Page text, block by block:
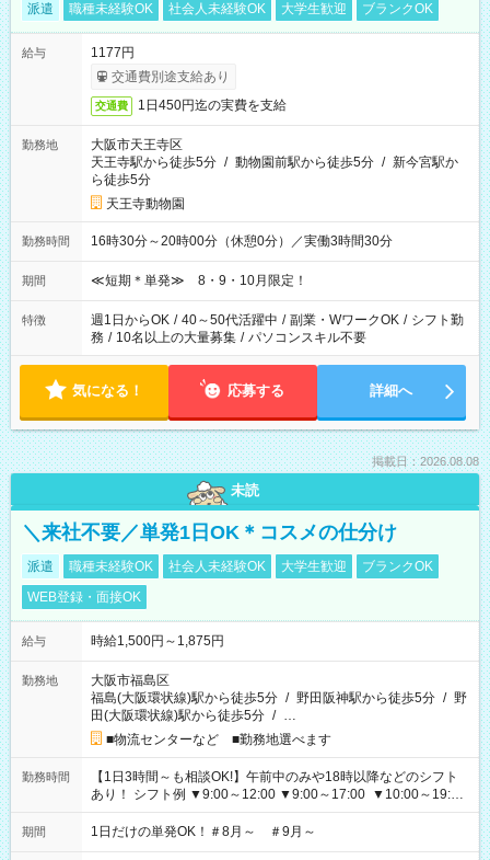
派遣 職種未経験OK 社会人未経験OK 大学生歓迎 ブランクOK
給与
1177円
交通費別途支給あり
交通費 1日450円迄の実費を支給
勤務地
大阪市天王寺区
天王寺駅から徒歩5分 / 動物園前駅から徒歩5分 / 新今宮駅か
ら徒歩5分
天王寺動物園
勤務時間 16時30分～20時00分（休憩0分）／実働3時間30分
期間 ≪短期＊単発≫ 8・9・10月限定！
特徴 週1日からOK / 40～50代活躍中 / 副業・WワークOK / シフト勤
務 / 10名以上の大量募集 / パソコンスキル不要
気になる！ 応募する 詳細へ
掲載日：2026.08.08
未読
＼来社不要／単発1日OK＊コスメの仕分け
派遣 職種未経験OK 社会人未経験OK 大学生歓迎
ブランクOK
WEB登録・面接OK
給与 時給1,500円～1,875円
勤務地
大阪市福島区
福島(大阪環状線)駅から徒歩5分 / 野田阪神駅から徒歩5分 / 野
田(大阪環状線)駅から徒歩5分 / …
■物流センターなど ■勤務地選べます
勤務時間
【1日3時間～も相談OK!】午前中のみや18時以降などのシフト
あり！ シフト例 ▼9:00～12:00 ▼9:00～17:00 ▼10:00～19:00
▼18:00～21:00
期間 1日だけの単発OK！＃8月～ ＃9月～